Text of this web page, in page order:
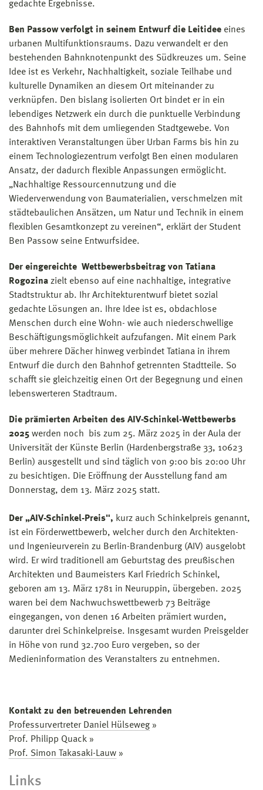
gedachte Ergebnisse.
Ben Passow verfolgt in seinem Entwurf die Leitidee eines
urbanen Multifunktionsraums. Dazu verwandelt er den
bestehenden Bahnknotenpunkt des Südkreuzes um. Seine
Idee ist es Verkehr, Nachhaltigkeit, soziale Teilhabe und
kulturelle Dynamiken an diesem Ort miteinander zu
verknüpfen. Den bislang isolierten Ort bindet er in ein
lebendiges Netzwerk ein durch die punktuelle Verbindung
des Bahnhofs mit dem umliegenden Stadtgewebe. Von
interaktiven Veranstaltungen über Urban Farms bis hin zu
einem Technologiezentrum verfolgt Ben einen modularen
Ansatz, der dadurch flexible Anpassungen ermöglicht.
„Nachhaltige Ressourcennutzung und die
Wiederverwendung von Baumaterialien, verschmelzen mit
städtebaulichen Ansätzen, um Natur und Technik in einem
flexiblen Gesamtkonzept zu vereinen“, erklärt der Student
Ben Passow seine Entwurfsidee.
Der eingereichte Wettbewerbsbeitrag von Tatiana
Rogozina zielt ebenso auf eine nachhaltige, integrative
Stadtstruktur ab. Ihr Architekturentwurf bietet sozial
gedachte Lösungen an. Ihre Idee ist es, obdachlose
Menschen durch eine Wohn- wie auch niederschwellige
Beschäftigungsmöglichkeit aufzufangen. Mit einem Park
über mehrere Dächer hinweg verbindet Tatiana in ihrem
Entwurf die durch den Bahnhof getrennten Stadtteile. So
schafft sie gleichzeitig einen Ort der Begegnung und einen
lebenswerteren Stadtraum.
Die prämierten Arbeiten des AIV-Schinkel-Wettbewerbs
2025 werden noch bis zum 25. März 2025 in der Aula der
Universität der Künste Berlin (Hardenbergstraße 33, 10623
Berlin) ausgestellt und sind täglich von 9:00 bis 20:00 Uhr
zu besichtigen. Die Eröffnung der Ausstellung fand am
Donnerstag, dem 13. März 2025 statt.
Der „AIV-Schinkel-Preis", kurz auch Schinkelpreis genannt,
ist ein Förderwettbewerb, welcher durch den Architekten-
und Ingenieurverein zu Berlin-Brandenburg (AIV) ausgelobt
wird. Er wird traditionell am Geburtstag des preußischen
Architekten und Baumeisters Karl Friedrich Schinkel,
geboren am 13. März 1781 in Neuruppin, übergeben. 2025
waren bei dem Nachwuchswettbewerb 73 Beiträge
eingegangen, von denen 16 Arbeiten prämiert wurden,
darunter drei Schinkelpreise. Insgesamt wurden Preisgelder
in Höhe von rund 32.700 Euro vergeben, so der
Medieninformation des Veranstalters zu entnehmen.
Kontakt zu den betreuenden Lehrenden
Professurvertreter Daniel Hülseweg »
Prof. Philipp Quack »
Prof. Simon Takasaki-Lauw »
Links